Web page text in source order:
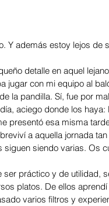
Y además estoy lejos de
detalle en aquel
jugar con mi equipo al
la pandilla. Sí, fue por
aciego donde los
presentó esa misma
a aquella jornada
siendo varias. Os
ser práctico y de utilidad,
platos. De ellos
varios filtros y